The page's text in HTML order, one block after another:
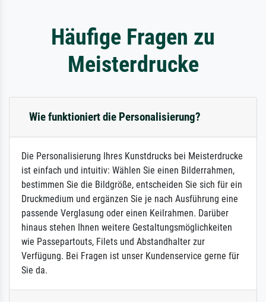
Häufige Fragen zu
Meisterdrucke
Wie funktioniert die Personalisierung?
Die Personalisierung Ihres Kunstdrucks bei Meisterdrucke
ist einfach und intuitiv: Wählen Sie einen Bilderrahmen,
bestimmen Sie die Bildgröße, entscheiden Sie sich für ein
Druckmedium und ergänzen Sie je nach Ausführung eine
passende Verglasung oder einen Keilrahmen. Darüber
hinaus stehen Ihnen weitere Gestaltungsmöglichkeiten
wie Passepartouts, Filets und Abstandhalter zur
Verfügung. Bei Fragen ist unser Kundenservice gerne für
Sie da.